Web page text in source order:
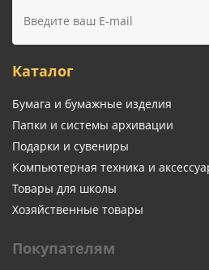
Каталог
Бумага и бумажные изделия
Папки и системы архивации
Подарки и сувениры
Компьютерная техника и
Товары для школы
Хозяйственные товары
Покупателям